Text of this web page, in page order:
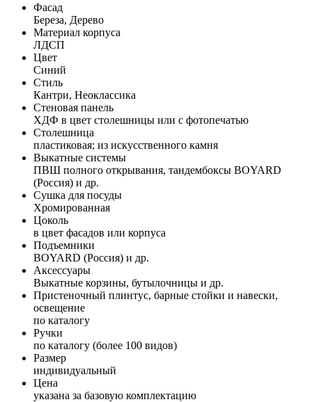
Фасад
Береза, Дерево
Материал корпуса
ЛДСП
Цвет
Синий
Стиль
Кантри, Неоклассика
Стеновая панель
ХДФ в цвет столешницы или с фотопечатью
Столешница
пластиковая; из искусственного камня
Выкатные системы
ПВШ полного открывания, тандембоксы BOYARD
(Россия) и др.
Сушка для посуды
Хромированная
Цоколь
в цвет фасадов или корпуса
Подъемники
BOYARD (Россия) и др.
Аксессуары
Выкатные корзины, бутылочницы и др.
Пристеночный плинтус, барные стойки и навески,
освещение
по каталогу
Ручки
по каталогу (более 100 видов)
Размер
индивидуальный
Цена
указана за базовую комплектацию